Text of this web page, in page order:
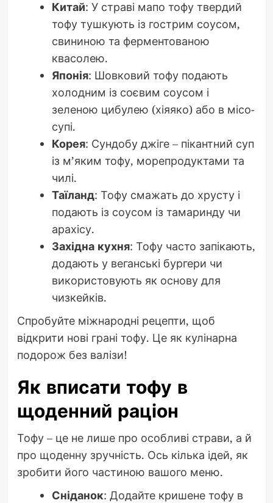
Китай: У страві мапо тофу твердий
тофу тушкують із гострим соусом,
свининою та ферментованою
квасолею.
Японія: Шовковий тофу подають
холодним із соєвим соусом і
зеленою цибулею (хіяяко) або в місо-
супі.
Корея: Сундобу джіге – пікантний суп
із м’яким тофу, морепродуктами та
чилі.
Таїланд: Тофу смажать до хрусту і
подають із соусом із тамаринду чи
арахісу.
Західна кухня: Тофу часто запікають,
додають у веганські бургери чи
використовують як основу для
чизкейків.
Спробуйте міжнародні рецепти, щоб
відкрити нові грані тофу. Це як кулінарна
подорож без валізи!
Як вписати тофу в
щоденний раціон
Тофу – це не лише про особливі страви, а й
про щоденну зручність. Ось кілька ідей, як
зробити його частиною вашого меню.
Сніданок: Додайте кришене тофу в